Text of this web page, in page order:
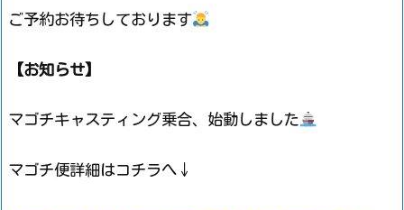
ご予約お待ちしております
【お知らせ】
マゴチキャスティング乗合、始動しました
マゴチ便詳細はコチラへ↓